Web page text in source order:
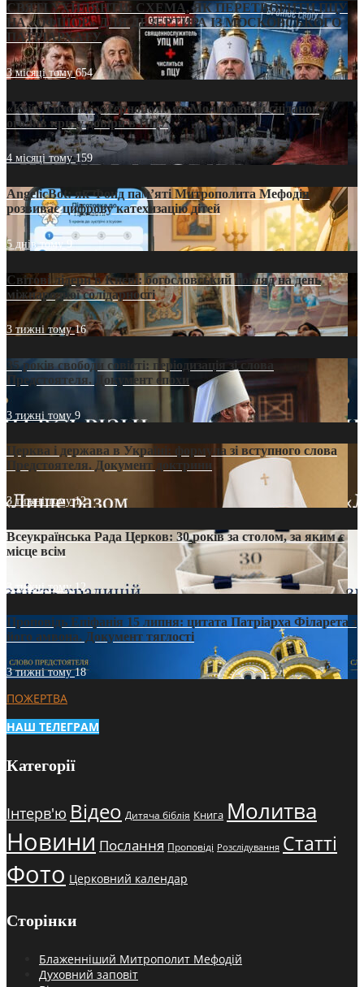
СВЯТІ УХИЛЯНТИ: СХЕМА, ЯК ПЕРЕТВОРИТИ ПЦУ
НА «ОФШОР» ДЛЯ ДЕЗЕРТИРА ІЗ МОСКОВСЬКОГО
ПАТРІАРХАТУ
3 місяці тому654
«Кейс Тихона» у Тернополі: як Молитовний сніданок
оголив кризу довіри в ПЦУ
4 місяці тому159
AngelicBot: як Фонд пам’яті Митрополита Мефодія
розвиває цифрову катехизацію дітей
5 днів тому9
Світові лідери в Києві: богословський погляд на день
міжнародної солідарності
3 тижні тому16
35 років свободи совісті: періодизація зі слова
Предстоятеля. Документ епохи
3 тижні тому 9
Церква і держава в Україні: формула зі вступного слова
Предстоятеля. Документ доктрини
3 тижні тому12
Всеукраїнська Рада Церков: 30 років за столом, за яким є
місце всім
3 тижні тому12
Проповідь Епіфанія 15 липня: цитата Патріарха Філарета з
його амвона. Документ тяглості
3 тижні тому18
ПОЖЕРТВА
НАШ ТЕЛЕГРАМ
Категорії
Інтерв'ю Відео Дитяча біблія Книга Молитва
Новини Послання Проповіді Розслідування Статті
Фото Церковний календар
Сторінки
Блаженніший Митрополит Мефодій
Духовний заповіт